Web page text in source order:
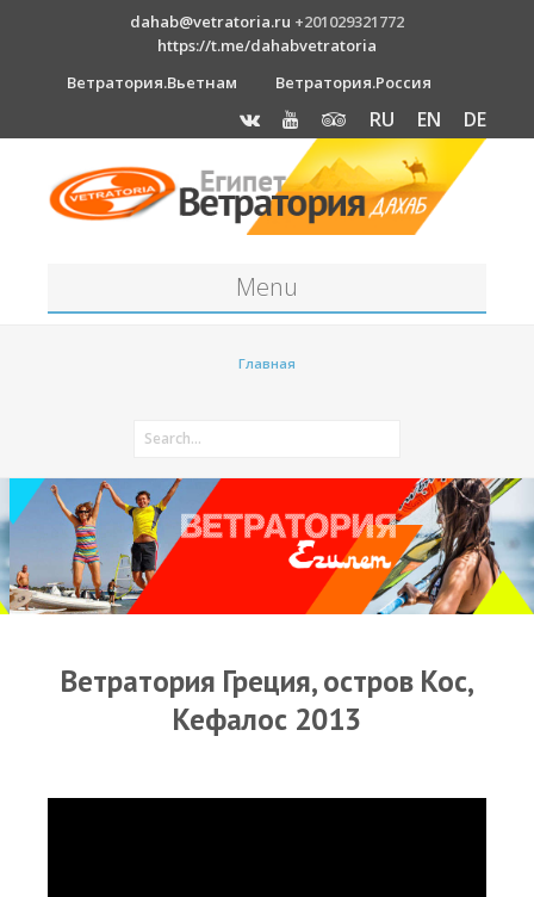
dahab@vetratoria.ru +201029321772
https://t.me/dahabvetratoria
Ветратория.Вьетнам
Ветратория.Россия
RU EN DE
Menu
Как к нам добраться?
Отель Canion
Прогноз погоды
Оборудование
Виртуальный тур Ганет Синай
Главная
Ветратория Греция, остров Кос,
Кефалос 2013